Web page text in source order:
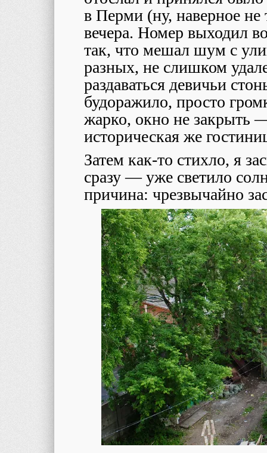
в Перми (ну, наверное
вечера. Номер выходил
так, что мешал шум с
разных, не слишком
раздаваться девичьи
будоражило, просто
жарко, окно не закрыть
историческая же
Затем как-то стихло, я
сразу — уже светило
причина: чрезвычайно